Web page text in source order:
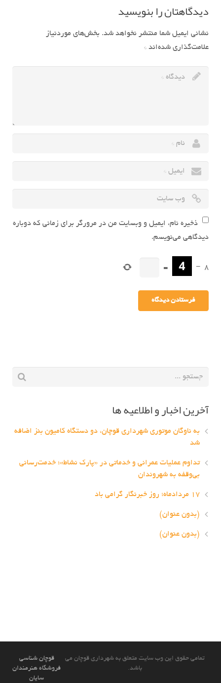
دیدگاهتان را بنویسید
نشانی ایمیل شما منتشر نخواهد شد. بخش‌های موردنیاز
علامت‌گذاری شده‌اند *
ذخیره نام، ایمیل و وبسایت من در مرورگر برای زمانی که دوباره
دیدگاهی می‌نویسم.
8
−
=
آخرین اخبار و اطلاعیه ها
به ناوگان موتوری شهرداری قوچان، دو دستگاه کامیون بنز اضافه
شد
تداوم عملیات عمرانی و خدماتی در «پارک نشاط»؛ خدمت‌رسانی
بی‌وقفه به شهروندان
۱۷ مردادماه؛ روز خبرنگار گرامی باد
(بدون عنوان)
(بدون عنوان)
قوچان شناسی
فروشگاه هنرمندان
سایان
تمامی حقوق این وب سایت متعلق به شهرداری قوچان می
باشد.